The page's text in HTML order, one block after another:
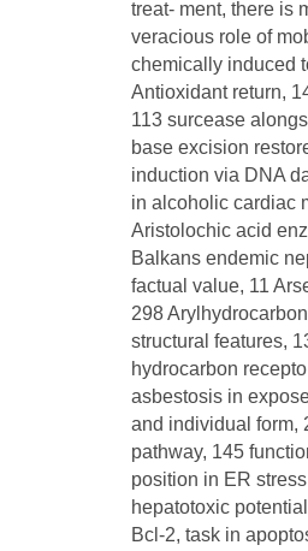
treat- ment, there is
veracious role of
chemically induced
Antioxidant return,
113 surcease
base excision
induction via DNA
in alcoholic cardiac
Aristolochic acid
Balkans endemic
factual value, 11
298
structural features,
hydrocarbon
asbestosis in
and individual form,
pathway, 145
position in ER
hepatotoxic
Bcl-2, task in